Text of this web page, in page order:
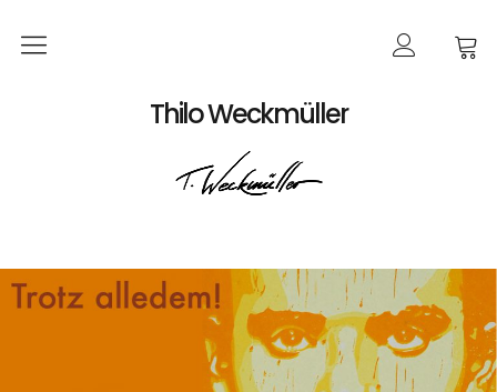
Thilo Weckmüller
Home
EVENTS
Kalender
Bildkarten
Poster